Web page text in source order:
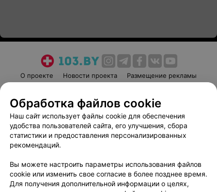
О проекте Новости проекта
Размещение рекламы
Пользовательское соглашение
Способы оплаты
Вакансии
Партнеры
Написать руководителю 103.by
Обработка персональных данных
Обработка файлов cookie
Наш сайт использует файлы cookie для обеспечения
удобства пользователей сайта, его улучшения, сбора
статистики и предоставления персонализированных
рекомендаций.
Вы можете настроить параметры использования файлов
cookie или изменить свое согласие в более позднее время.
Для получения дополнительной информации о целях,